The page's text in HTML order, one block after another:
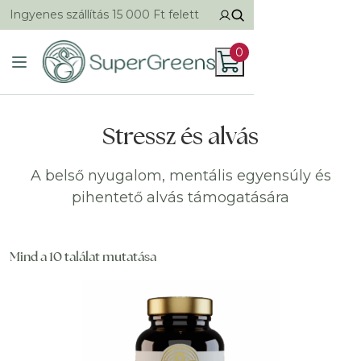
Ingyenes szállítás 15 000 Ft felett
0
Stressz és alvás
A belső nyugalom, mentális egyensúly és
pihentető alvás támogatására
Mind a 10 találat mutatása